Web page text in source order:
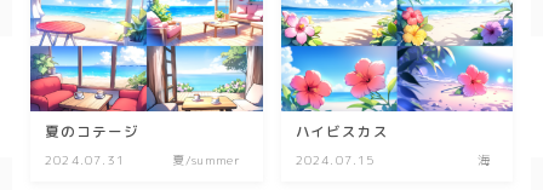
SF/ファンタジー
サイバー
夏のコテージ
2024.07.31 夏/summer
ハイビスカス
2024.07.15 海